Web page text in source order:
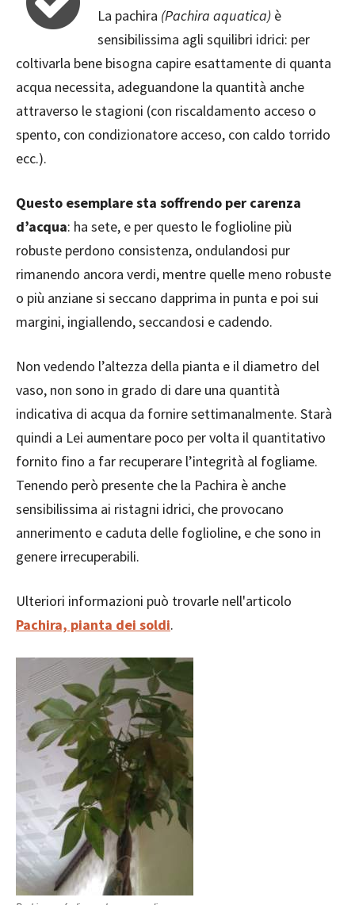
La pachira (Pachira aquatica) è
sensibilissima agli squilibri idrici: per
coltivarla bene bisogna capire esattamente di quanta
acqua necessita, adeguandone la quantità anche
attraverso le stagioni (con riscaldamento acceso o
spento, con condizionatore acceso, con caldo torrido
ecc.).
Questo esemplare sta soffrendo per carenza
d’acqua: ha sete, e per questo le foglioline più
robuste perdono consistenza, ondulandosi pur
rimanendo ancora verdi, mentre quelle meno robuste
o più anziane si seccano dapprima in punta e poi sui
margini, ingiallendo, seccandosi e cadendo.
Non vedendo l’altezza della pianta e il diametro del
vaso, non sono in grado di dare una quantità
indicativa di acqua da fornire settimanalmente. Starà
quindi a Lei aumentare poco per volta il quantitativo
fornito fino a far recuperare l’integrità al fogliame.
Tenendo però presente che la Pachira è anche
sensibilissima ai ristagni idrici, che provocano
annerimento e caduta delle foglioline, e che sono in
genere irrecuperabili.
Ulteriori informazioni può trovarle nell'articolo
Pachira, pianta dei soldi.